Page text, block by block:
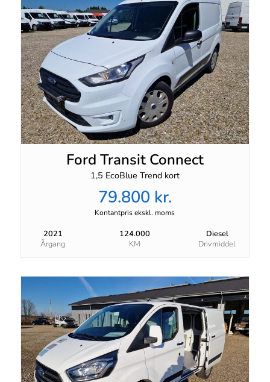
Ford Transit Connect
1,5 EcoBlue Trend kort
79.800 kr.
Kontantpris ekskl. moms
2021
Årgang
124.000
KM
Diesel
Drivmiddel